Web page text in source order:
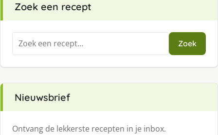
Zoek een recept
Zoeken
naar:
Zoek
Nieuwsbrief
Ontvang de lekkerste recepten in je inbox.